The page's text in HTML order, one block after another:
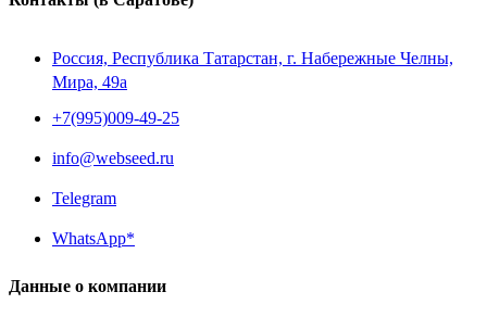
Россия, Республика Татарстан, г. Набережные Челны,
Мира, 49a
+7(995)009-49-25
info@webseed.ru
Telegram
WhatsApp*
Данные о компании